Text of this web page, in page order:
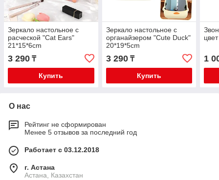
Зеркало настольное с
расческой "Cat Ears"
21*15*6cm
3 290 ₸
Купить
Зеркало настольное с
органайзером "Cute Duck"
20*19*5cm
3 290₸
Купить
1
О нас
Рейтинг не сформирован
Менее 5 отзывов за последний год
Работает с 03.12.2018
г. Астана
Астана, Казахстан